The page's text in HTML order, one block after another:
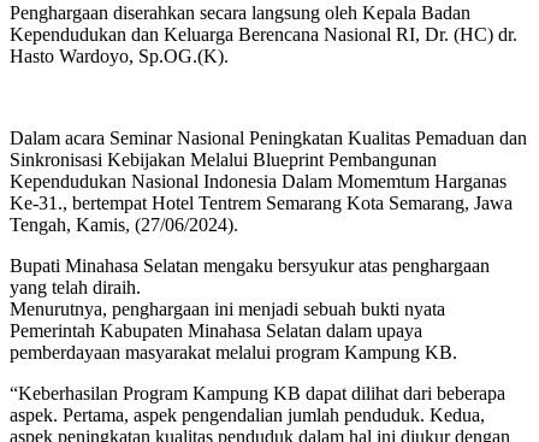
Penghargaan diserahkan secara langsung oleh Kepala Badan
Kependudukan dan Keluarga Berencana Nasional RI, Dr. (HC) dr.
Hasto Wardoyo, Sp.OG.(K).
Dalam acara Seminar Nasional Peningkatan Kualitas Pemaduan dan
Sinkronisasi Kebijakan Melalui Blueprint Pembangunan
Kependudukan Nasional Indonesia Dalam Momemtum Harganas
Ke-31., bertempat Hotel Tentrem Semarang Kota Semarang, Jawa
Tengah, Kamis, (27/06/2024).
Bupati Minahasa Selatan mengaku bersyukur atas penghargaan
yang telah diraih.
Menurutnya, penghargaan ini menjadi sebuah bukti nyata
Pemerintah Kabupaten Minahasa Selatan dalam upaya
pemberdayaan masyarakat melalui program Kampung KB.
“Keberhasilan Program Kampung KB dapat dilihat dari beberapa
aspek. Pertama, aspek pengendalian jumlah penduduk. Kedua,
aspek peningkatan kualitas penduduk dalam hal ini diukur dengan